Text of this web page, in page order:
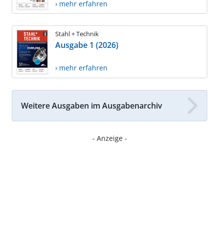
› mehr erfahren
Stahl + Technik
Ausgabe 1 (2026)
› mehr erfahren
Weitere Ausgaben im Ausgabenarchiv
- Anzeige -